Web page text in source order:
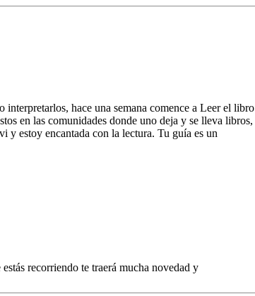
hace una semana comence a Leer el libro
en las comunidades donde uno deja y se lleva libros,
y estoy encantada con la lectura. Tu guía es un
recorriendo te traerá mucha novedad y